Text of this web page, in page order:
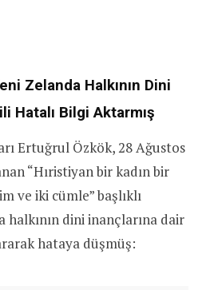
Zelanda Halkının Dini
Hatalı Bilgi Aktarmış
Ertuğrul Özkök, 28 Ağustos
“Hıristiyan bir kadın bir
ve iki cümle” başlıklı
halkının dini inançlarına dair
hataya düşmüş: